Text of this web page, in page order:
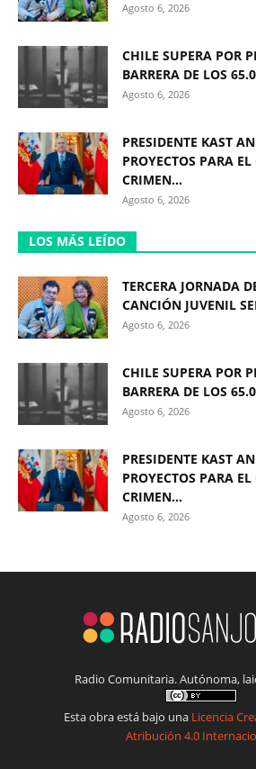
Agosto 6, 2026
CHILE SUPERA POR
BARRERA DE LOS
Agosto 6, 2026
PRESIDENTE KAST
PROYECTOS PARA
CRIMEN...
Agosto 6, 2026
LOS MÁS LEÍDO
TERCERA JORNADA
CANCIÓN JUVENIL
Agosto 6, 2026
CHILE SUPERA POR
BARRERA DE LOS
Agosto 6, 2026
PRESIDENTE KAST
PROYECTOS PARA
CRIMEN...
Agosto 6, 2026
Radio Comunitaria. Autónoma,
Esta obra está bajo una Licencia
Atribución 4.0